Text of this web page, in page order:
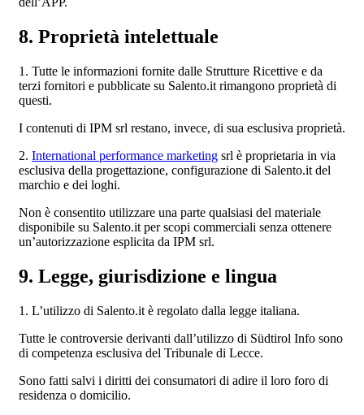
8. Proprietà intelettuale
1. Tutte le informazioni fornite dalle Strutture Ricettive e da
terzi fornitori e pubblicate su Salento.it rimangono proprietà di
questi.
I contenuti di IPM srl restano, invece, di sua esclusiva proprietà.
2. International performance marketing srl è proprietaria in via
esclusiva della progettazione, configurazione di Salento.it del
marchio e dei loghi.
Non è consentito utilizzare una parte qualsiasi del materiale
disponibile su Salento.it per scopi commerciali senza ottenere
un’autorizzazione esplicita da IPM srl.
9. Legge, giurisdizione e lingua
1. L’utilizzo di Salento.it è regolato dalla legge italiana.
Tutte le controversie derivanti dall’utilizzo di Südtirol Info sono
di competenza esclusiva del Tribunale di Lecce.
Sono fatti salvi i diritti dei consumatori di adire il loro foro di
residenza o domicilio.